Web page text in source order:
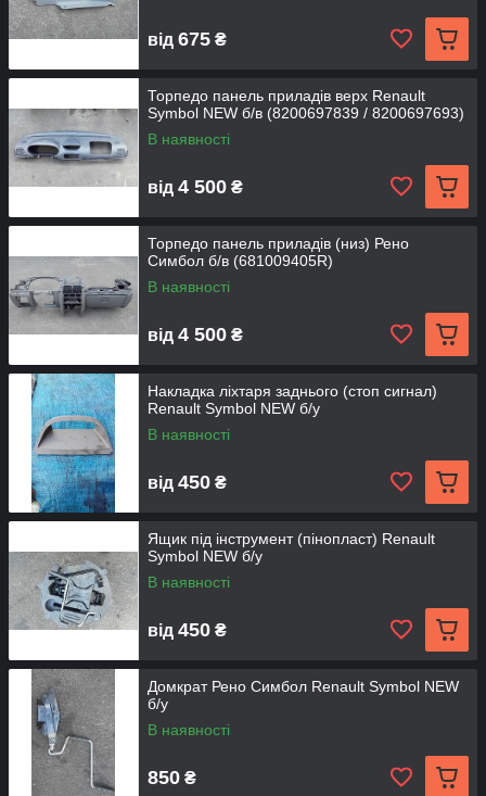
від 675 ₴
Торпедо панель приладів верх Renault
Symbol NEW б/в (8200697839 / 8200697693)
В наявності
від 4 500 ₴
Торпедо панель приладів (низ) Рено
Симбол б/в (681009405R)
В наявності
від 4 500 ₴
Накладка ліхтаря заднього (стоп сигнал)
Renault Symbol NEW б/у
В наявності
від 450 ₴
Ящик під інструмент (пінопласт) Renault
Symbol NEW б/у
В наявності
від 450 ₴
Домкрат Рено Симбол Renault Symbol NEW
б/у
В наявності
850 ₴